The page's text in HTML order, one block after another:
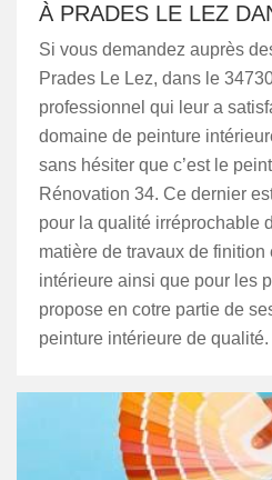
À PRADES LE LEZ
Si vous demandez auprès
Prades Le Lez, dans le
professionnel qui leur a
domaine de peinture
sans hésiter que c’est le
Rénovation 34. Ce dernier
pour la qualité irréprochable
matière de travaux de finition
intérieure ainsi que pour les
propose en cotre partie de
peinture intérieure de qualité.